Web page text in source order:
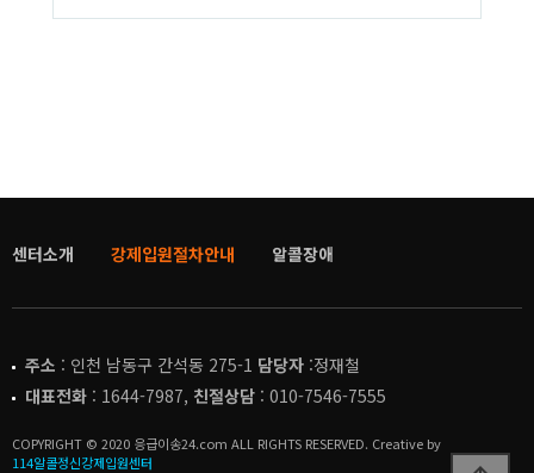
센터소개 강제입원절차안내 알콜장애
주소 : 인천 남동구 간석동 275-1 담당자 :정재철
대표전화 : 1644-7987, 친절상담 : 010-7546-7555
COPYRIGHT © 2020 응급이송24.com ALL RIGHTS RESERVED. Creative by
114알콜정신강제입원센터